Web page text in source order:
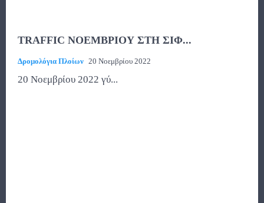
TRAFFIC ΝΟΕΜΒΡΙΟΥ ΣΤΗ ΣΙΦ...
Δρομολόγια Πλοίων 20 Νοεμβρίου 2022
20 Νοεμβρίου 2022 γύ...